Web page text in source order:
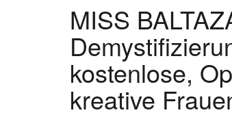
MISS
kostenlose,
kreative